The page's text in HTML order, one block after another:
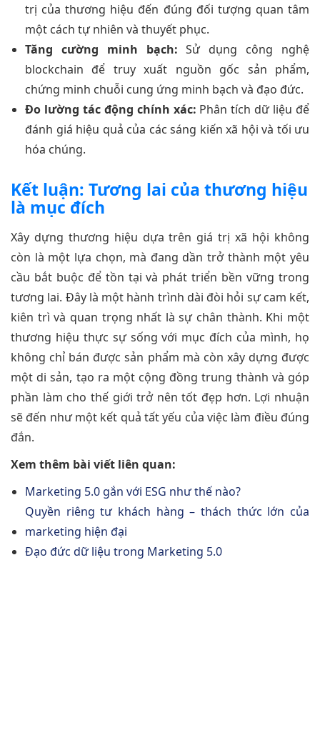
trị của thương hiệu đến đúng đối tượng quan tâm
một cách tự nhiên và thuyết phục.
Tăng cường minh bạch: Sử dụng công nghệ
blockchain để truy xuất nguồn gốc sản phẩm,
chứng minh chuỗi cung ứng minh bạch và đạo đức.
Đo lường tác động chính xác: Phân tích dữ liệu để
đánh giá hiệu quả của các sáng kiến xã hội và tối ưu
hóa chúng.
Kết luận: Tương lai của thương hiệu
là mục đích
Xây dựng thương hiệu dựa trên giá trị xã hội không
còn là một lựa chọn, mà đang dần trở thành một yêu
cầu bắt buộc để tồn tại và phát triển bền vững trong
tương lai. Đây là một hành trình dài đòi hỏi sự cam kết,
kiên trì và quan trọng nhất là sự chân thành. Khi một
thương hiệu thực sự sống với mục đích của mình, họ
không chỉ bán được sản phẩm mà còn xây dựng được
một di sản, tạo ra một cộng đồng trung thành và góp
phần làm cho thế giới trở nên tốt đẹp hơn. Lợi nhuận
sẽ đến như một kết quả tất yếu của việc làm điều đúng
đắn.
Xem thêm bài viết liên quan:
Marketing 5.0 gắn với ESG như thế nào?
Quyền riêng tư khách hàng – thách thức lớn của
marketing hiện đại
Đạo đức dữ liệu trong Marketing 5.0